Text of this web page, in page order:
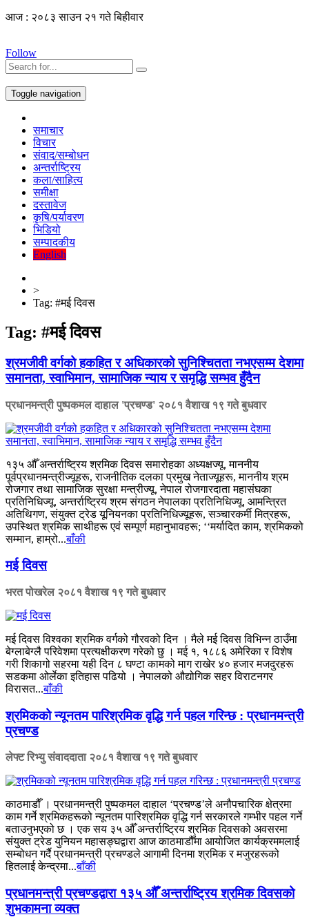
आज : २०८३ साउन २१ गते बिहीवार
Follow
Toggle navigation
समाचार
विचार
संवाद/सम्बोधन
अन्तर्राष्ट्रिय
कला/साहित्य
समीक्षा
दस्तावेज
कृषि/पर्यावरण
भिडियो
सम्पादकीय
English
>
Tag: #मई दिवस
Tag: #मई दिवस
श्रमजीवी वर्गको हकहित र अधिकारको सुनिश्चितता नभएसम्म देशमा
समानता, स्वाभिमान, सामाजिक न्याय र समृद्धि सम्भव हुँदैन
प्रधानमन्त्री पुष्पकमल दाहाल 'प्रचण्ड' २०८१ वैशाख १९ गते बुधवार
१३५ औँ अन्तर्राष्ट्रिय श्रमिक दिवस समारोहका अध्यक्षज्यू, माननीय
पूर्वप्रधानमन्त्रीज्यूहरू, राजनीतिक दलका प्रमुख नेताज्यूहरू, माननीय श्रम
रोजगार तथा सामाजिक सुरक्षा मन्त्रीज्यू, नेपाल रोजगारदाता महासंघका
प्रतिनिधिज्यू, अन्तर्राष्ट्रिय श्रम संगठन नेपालका प्रतिनिधिज्यू, आमन्त्रित
अतिथिगण, संयुक्त ट्रेड यूनियनका प्रतिनिधिज्यूहरू, सञ्चारकर्मी मित्रहरू,
उपस्थित श्रमिक साथीहरू एवं सम्पूर्ण महानुभावहरू; ‘‘मर्यादित काम, श्रमिकको
सम्मान, हाम्रो...बाँकी
मई दिवस
भरत पोखरेल २०८१ वैशाख १९ गते बुधवार
मई दिवस विश्वका श्रमिक वर्गको गौरवको दिन । मैले मई दिवस विभिन्न ठाउँमा
बेग्लाबेग्लै परिवेशमा प्रत्यक्षीकरण गरेको छु । मई १, १८८६ अमेरिका र विशेष
गरी शिकागो सहरमा यही दिन ८ घण्टा कामको माग राखेर ४० हजार मजदुरहरू
सडकमा ओर्लेका इतिहास पढियो । नेपालको औद्योगिक सहर विराटनगर
विरासत...बाँकी
श्रमिकको न्यूनतम पारिश्रमिक वृद्धि गर्न पहल गरिन्छ : प्रधानमन्त्री
प्रचण्ड
लेफ्ट रिभ्यु संवाददाता २०८१ वैशाख १९ गते बुधवार
काठमाडौँ । प्रधानमन्त्री पुष्पकमल दाहाल ‘प्रचण्ड’ले अनौपचारिक क्षेत्रमा
काम गर्ने श्रमिकहरूको न्यूनतम पारिश्रमिक वृद्धि गर्न सरकारले गम्भीर पहल गर्ने
बताउनुभएको छ । एक सय ३५ औँ अन्तर्राष्ट्रिय श्रमिक दिवसको अवसरमा
संयुक्त ट्रेड युनियन महासङ्घद्वारा आज काठमाडौँमा आयोजित कार्यक्रममलाई
सम्बोधन गर्दै प्रधानमन्त्री प्रचण्डले आगामी दिनमा श्रमिक र मजुरहरूको
हितलाई केन्द्रमा...बाँकी
प्रधानमन्त्री प्रचण्डद्वारा १३५ औँ अन्तर्राष्ट्रिय श्रमिक दिवसको
शुभकामना व्यक्त